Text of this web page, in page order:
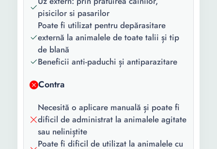
bucati/set:
Greutate: 50 g
pisicilor si pasarilor
Poate fi utilizat pentru depărasitare
externă la animalele de toate talii și tip
de blană
Beneficii anti-paduchi și antiparazitare
Contra
Necesită o aplicare manuală și poate fi
dificil de administrat la animalele agitate
sau neliniștite
Poate fi dificil de utilizat la animalele cu